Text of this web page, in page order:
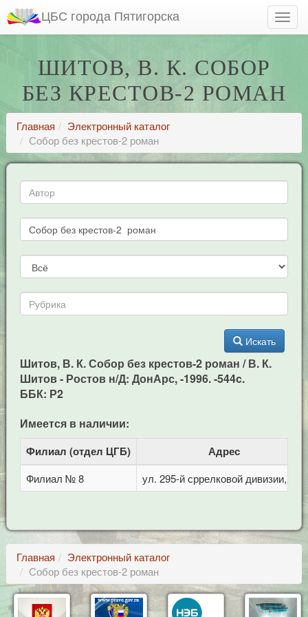
ЦБС города Пятигорска
ШИТОВ, В. К. СОБОР
БЕЗ КРЕСТОВ-2 РОМАН
Главная
Электронный каталог
Собор без крестов-2 роман
Искать
Шитов, В. К. Собор без крестов-2 роман / В. К.
Шитов - Ростов н/Д: ДонАрс, -1996. -544c.
ББК: Р2
Имеется в наличии:
Филиал (отдел ЦГБ) Адрес
Филиал № 8 ул. 295-й сррелковой дивизии, 114
Главная
Электронный каталог
Собор без крестов-2 роман